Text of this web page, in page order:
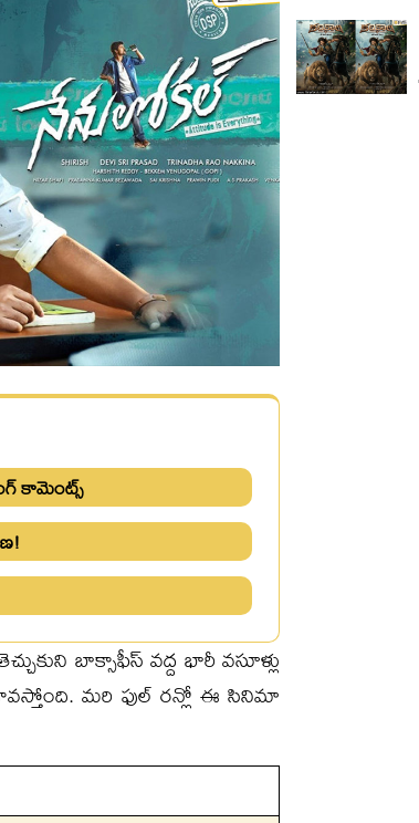
కామెంట్స్‌
బాక్సాఫీస్ వద్ద భారీ వసూళ్లు
మరి ఫుల్ రన్లో ఈ సినిమా